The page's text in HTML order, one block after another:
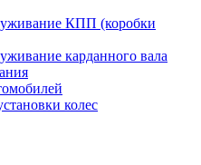
КПП (коробки
карданного вала
колес